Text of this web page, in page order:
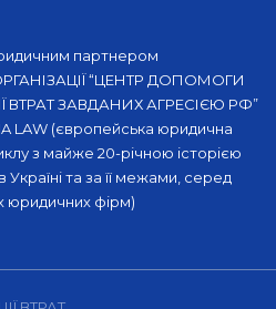
партнером
“ЦЕНТР ДОПОМОГИ
ВТРАТ ЗАВДАНИХ АГРЕСІЄЮ РФ”
LAW (європейська юридична
з майже 20-річною історією
Україні та за її межами, серед
юридичних фірм)